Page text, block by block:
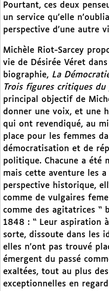
Pourtant, ces deux
un service qu’elle
perspective d’une autre
Michèle Riot-Sarcey
vie de Désirée Véret
biographie, La
Trois figures critiques
principal objectif de
donner une voix, et une
qui ont revendiqué, au
place pour les femmes
démocratisation et de
politique. Chacune a été
mais cette aventure les
perspective historique,
comme de vulgaires
comme des agitatrices “
1848 : “ Leur aspiration
sorte, dissoute dans les
elles n’ont pas trouvé
émergent du passé
exaltées, tout au plus
exceptionnelles en